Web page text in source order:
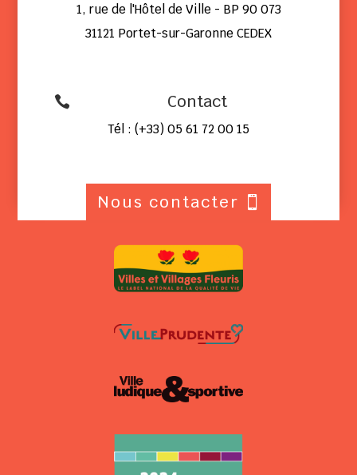
1, rue de l'Hôtel de Ville - BP 90 073
31121 Portet-sur-Garonne CEDEX
 Contact
Tél : (+33) 05 61 72 00 15
Nous contacter